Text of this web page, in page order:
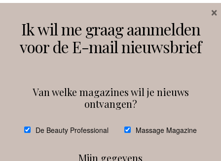
Instagram Facebook
debeautyprofessional
Ik wil me graag aanmelden
voor de E-mail nieuwsbrief
Van welke magazines wil je nieuws
ontvangen?
De Beauty Professional Massage Magazine
Mijn gegevens
×